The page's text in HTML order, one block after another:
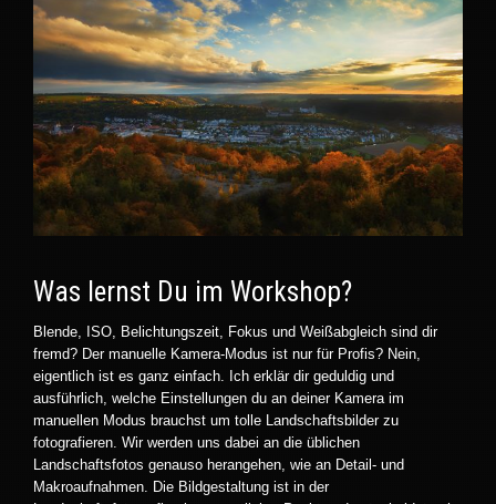
Was lernst Du im Workshop?
Blende, ISO, Belichtungszeit, Fokus und Weißabgleich sind dir
fremd? Der manuelle Kamera-Modus ist nur für Profis? Nein,
eigentlich ist es ganz einfach. Ich erklär dir geduldig und
ausführlich, welche Einstellungen du an deiner Kamera im
manuellen Modus brauchst um tolle Landschaftsbilder zu
fotografieren. Wir werden uns dabei an die üblichen
Landschaftsfotos genauso herangehen, wie an Detail- und
Makroaufnahmen. Die Bildgestaltung ist in der